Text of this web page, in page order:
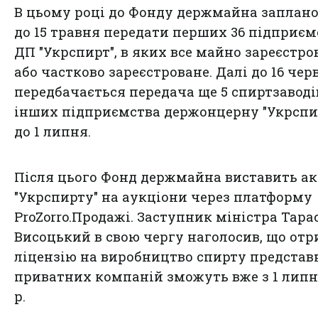
В цьому році до Фонду держмайна
до 15 травня передати перших 36
ДП "Укрспирт", в яких все майно
або частково зареєстроване. Далі до 16
передбачається передача ще 5
інших підприємства держонцерну
до 1 липня.
Після цього Фонд держмайна виставить
"Укрспирту" на аукціони через платформу
ProZorro.Продажі. Заступник міністра
Висоцький в свою чергу наголосив, що
ліцензію на виробництво спирту
приватних компаній зможуть вже з 1
р.